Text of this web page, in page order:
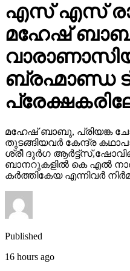
എസ് എസ്
മഹേഷ് ബാബു
ബ്രഹ്മാണ്ഡ
മഹേഷ് ബാബു, പ്രിയങ്ക
തുടങ്ങിയവർ കേന്ദ്ര
ശ്രീ ദുർഗ
ബാനറുകളിൽ കെ എൽ
കർത്തികേയ എന്നിവർ
Published
16 hours ago